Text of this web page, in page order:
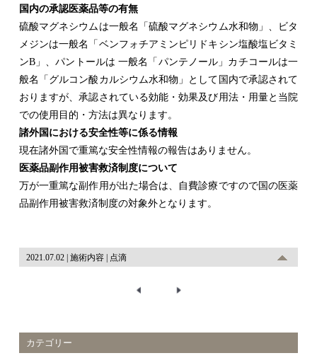
国内の承認医薬品等の有無
硫酸マグネシウムは一般名「硫酸マグネシウム水和物」、ビタ
メジンは一般名「ベンフォチアミンピリドキシン塩酸塩ビタミ
ンB」、パントールは 一般名「パンテノール」カチコールは一
般名「グルコン酸カルシウム水和物」として国内で承認されて
おりますが、承認されている効能・効果及び用法・用量と当院
での使用目的・方法は異なります。
諸外国における安全性等に係る情報
現在諸外国で重篤な安全性情報の報告はありません。
医薬品副作用被害救済制度について
万が一重篤な副作用が出た場合は、自費診療ですので国の医薬
品副作用被害救済制度の対象外となります。
2021.07.02 施術内容 点滴
カテゴリー